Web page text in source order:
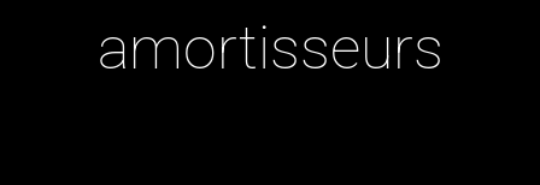
amortisseurs